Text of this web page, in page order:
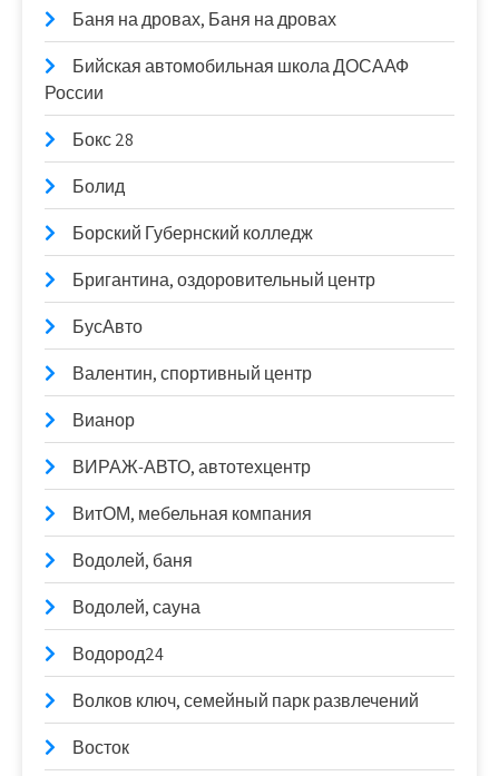
Баня на дровах, Баня на дровах
Бийская автомобильная школа ДОСААФ
России
Бокс 28
Болид
Борский Губернский колледж
Бригантина, оздоровительный центр
БусАвто
Валентин, спортивный центр
Вианор
ВИРАЖ-АВТО, автотехцентр
ВитОМ, мебельная компания
Водолей, баня
Водолей, сауна
Водород24
Волков ключ, семейный парк развлечений
Восток